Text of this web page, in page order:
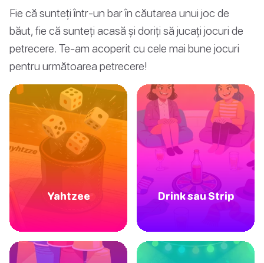
Fie că sunteți într-un bar în căutarea unui joc de
băut, fie că sunteți acasă și doriți să jucați jocuri de
petrecere. Te-am acoperit cu cele mai bune jocuri
pentru următoarea petrecere!
Yahtzee Drink sau Strip